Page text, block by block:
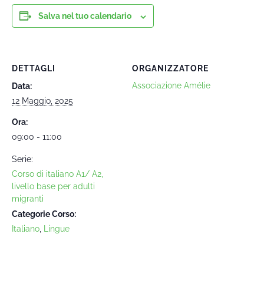
Salva nel tuo calendario
DETTAGLI
Data:
12 Maggio, 2025
Ora:
09:00 - 11:00
Serie:
Corso di italiano A1/ A2,
livello base per adulti
migranti
Categorie Corso:
Italiano
Lingue
ORGANIZZATORE
Associazione Amélie